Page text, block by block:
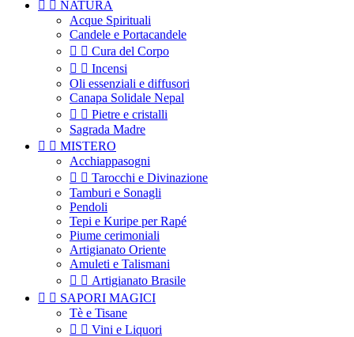
  NATURA
Acque Spirituali
Candele e Portacandele
  Cura del Corpo
  Incensi
Oli essenziali e diffusori
Canapa Solidale Nepal
  Pietre e cristalli
Sagrada Madre
  MISTERO
Acchiappasogni
  Tarocchi e Divinazione
Tamburi e Sonagli
Pendoli
Tepi e Kuripe per Rapé
Piume cerimoniali
Artigianato Oriente
Amuleti e Talismani
  Artigianato Brasile
  SAPORI MAGICI
Tè e Tisane
  Vini e Liquori